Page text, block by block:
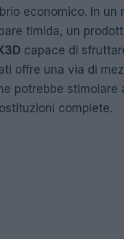
economico. In un
timida, un
capace di
offre una via di
potrebbe stimolare
complete.